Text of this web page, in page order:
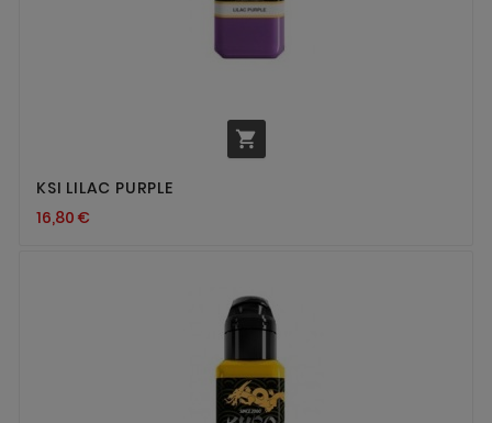

KSI LILAC PURPLE
16,80 €